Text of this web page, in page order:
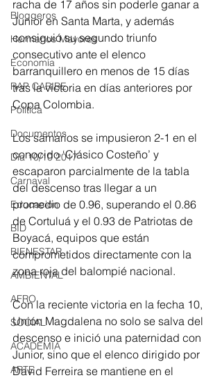
Bloggeros
Hermanos Mayores
Economía
RAP CARIBE
Política
Documentos
Día 10/10 2017
Carnaval
Educación
BID
BIENESTAR
AMBIENTAL
AFRO
SOCIAL
ACADEMIA
ARTE
racha de 17 años sin poderle ganar a
Junior en Santa Marta, y además
consiguió su segundo triunfo
consecutivo ante el elenco
barranquillero en menos de 15 días
tras la victoria en días anteriores por
Copa Colombia.
Los samarios se impusieron 2-1 en el
conocido ‘Clásico Costeño’ y
escaparon parcialmente de la tabla
del descenso tras llegar a un
promedio de 0.96, superando el 0.86
de Cortuluá y el 0.93 de Patriotas de
Boyacá, equipos que están
comprometidos directamente con la
zona roja del balompié nacional.
Con la reciente victoria en la fecha 10,
Unión Magdalena no solo se salva del
descenso e inició una paternidad con
Junior, sino que el elenco dirigido por
David Ferreira se mantiene en el